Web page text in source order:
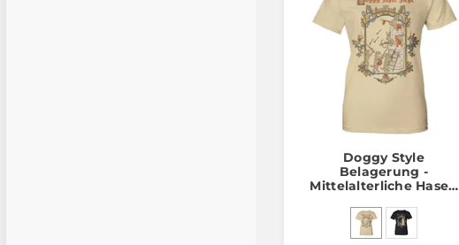
Doggy Style
Belagerung -
Mittelalterliche Hasen
Shirt